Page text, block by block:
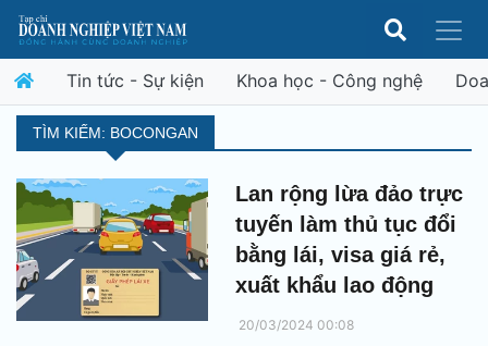
Tin tức - Sự kiện Khoa học - Công nghệ
TÌM KIẾM: BOCONGAN
Lan rộng lừa đảo trực
tuyến làm thủ tục đổi
bằng lái, visa giá rẻ,
xuất khẩu lao động
20/03/2024 00:08